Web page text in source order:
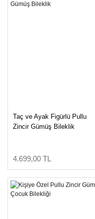
Taç ve Ayak Figürlü Pullu
Zincir Gümüş Bileklik
4.699,00 TL